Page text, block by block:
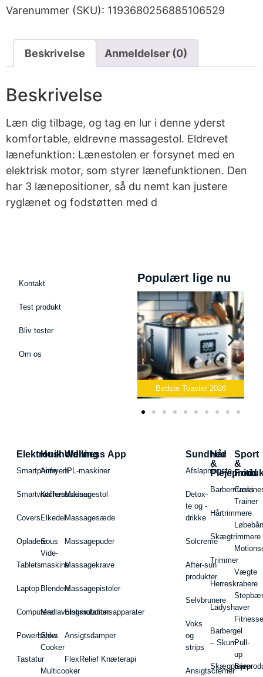
Varenummer (SKU): 1193680256885106529
Beskrivelse Anmeldelser (0)
Beskrivelse
Læn dig tilbage, og tag en lur i denne yderst
komfortable, eldrevne massagestol. Eldrevet
lænefunktion: Lænestolen er forsynet med en
elektrisk motor, som styrer lænefunktionen. Den
har 3 lænepositioner, så du nemt kan justere
ryglænet og fodstøtten med d
Kontakt
Test produkt
Bliv tester
Om os
Populært lige nu
Bedste Toaster 2026
Elektronik
Smartphone
Smartwatches
Covers
Opladere
Tablets
Laptop
Computere
Powerbanks
Tastatur
Husholdning
Airfryers
Kaffemaskiner
Elkedel
Sous
Vide-
maskine
Blendere
Madlavningsrobotter
Slow
Cooker
Multicooker
Wellness App
IPL-maskiner
Massagestol
Massagesæde
Massagepuder
Massagekrave
Massagepistoler
Elstimulationsapparater
Ansigtsdamper
FlexRelief Knæterapi
Sundhed
Afslapningste
Detox-
te og -
drikke
Solcreme
After-sun
produkter
Selvbrunere
Voks
og
strips
Ansigtscremer
Hår
&
Hårtrimmere
Skægtrimmere
Trimmer
Herreskrabere
Ladyshaver
Barbergel
– Skum
Sport
&
Fritid
Cross
Trainer
Vægte
Pull-
up
Barer